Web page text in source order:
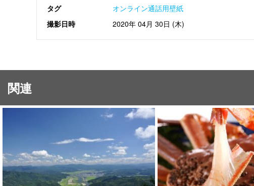
タグ
オンライン通話用壁紙
撮影日時
2020年 04月 30日 (木)
関連